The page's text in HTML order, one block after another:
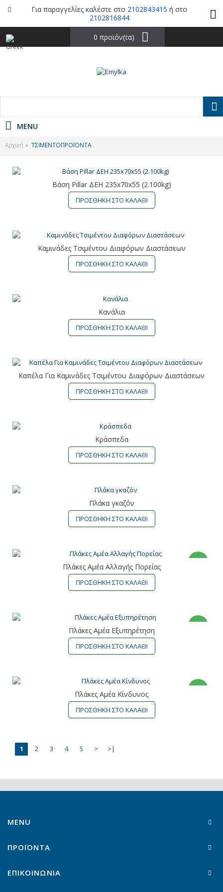
Για παραγγελίες καλέστε στο 2102843415 ή στο
2102816844
0 προϊόν(τα)
MENU
Αρχική ΤΣΙΜΕΝΤΟΠΡΟΪΟΝΤΑ
Βάση Pillar ΔΕΗ 235x70x55 (2.100kg)
ΠΡΟΣΘΗΚΗ ΣΤΟ ΚΑΛΑΘΙ
Καμινάδες Τσιμέντου Διαφόρων Διαστάσεων
ΠΡΟΣΘΗΚΗ ΣΤΟ ΚΑΛΑΘΙ
Κανάλια
ΠΡΟΣΘΗΚΗ ΣΤΟ ΚΑΛΑΘΙ
Καπέλα Για Καμινάδες Τσιμέντου Διαφόρων Διαστάσεων
ΠΡΟΣΘΗΚΗ ΣΤΟ ΚΑΛΑΘΙ
Κράσπεδα
ΠΡΟΣΘΗΚΗ ΣΤΟ ΚΑΛΑΘΙ
Πλάκα γκαζόν
ΠΡΟΣΘΗΚΗ ΣΤΟ ΚΑΛΑΘΙ
Πλάκες Αμέα Αλλαγής Πορείας
ΠΡΟΣΘΗΚΗ ΣΤΟ ΚΑΛΑΘΙ
Πλάκες Αμέα Εξυπηρέτηση
ΠΡΟΣΘΗΚΗ ΣΤΟ ΚΑΛΑΘΙ
Πλάκες Αμέα Κίνδυνος
ΠΡΟΣΘΗΚΗ ΣΤΟ ΚΑΛΑΘΙ
1 2 3 4 5 > >|
MENU
ΠΡΟΪΟΝΤΑ
ΕΠΙΚΟΙΝΩΝΙΑ